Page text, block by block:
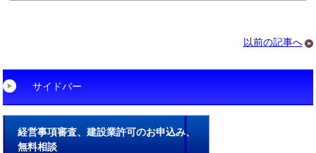
以前の記事へ
サイドバー
経営事項審査、建設業許可のお申込み、
無料相談